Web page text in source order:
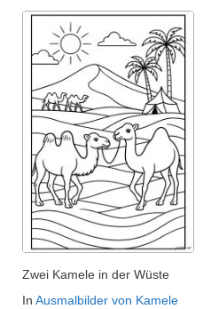
Zwei Kamele in der Wüste
In Ausmalbilder von Kamele